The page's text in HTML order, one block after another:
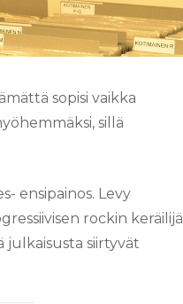
sopisi vaikka
sillä
ensipainos. Levy
rockin keräilijä
julkaisusta siirtyvät